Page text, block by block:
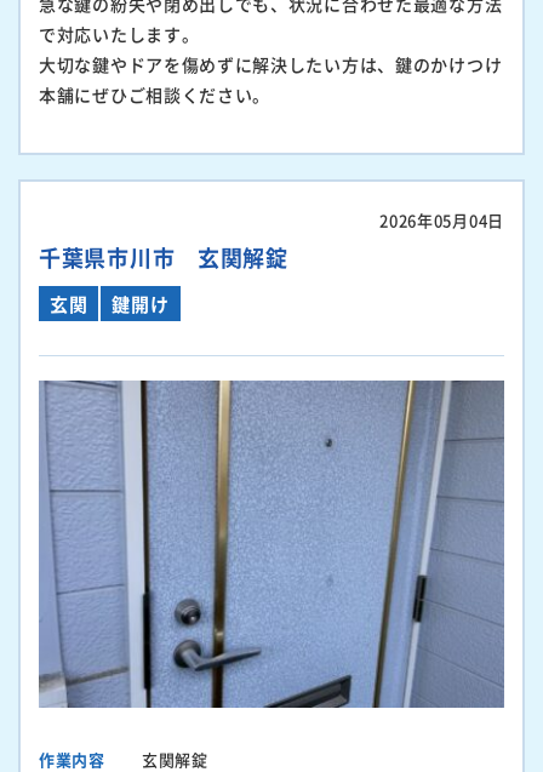
で対応いたします。
大切な鍵やドアを傷めずに解決したい方は、鍵のかけつけ
本舗にぜひご相談ください。
2026年05月04日
千葉県市川市 玄関解錠
玄関 鍵開け
作業内容
玄関解錠